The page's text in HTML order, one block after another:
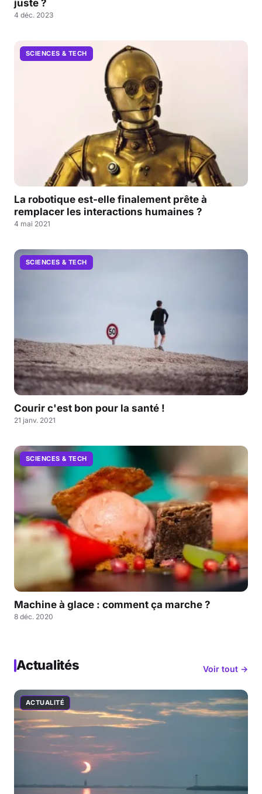
juste ?
4 déc. 2023
SCIENCES & TECH
La robotique est-elle finalement prête à
remplacer les interactions humaines ?
4 mai 2021
SCIENCES & TECH
Courir c'est bon pour la santé !
21 janv. 2021
SCIENCES & TECH
Machine à glace : comment ça marche ?
8 déc. 2020
Actualités Voir tout →
ACTUALITÉ